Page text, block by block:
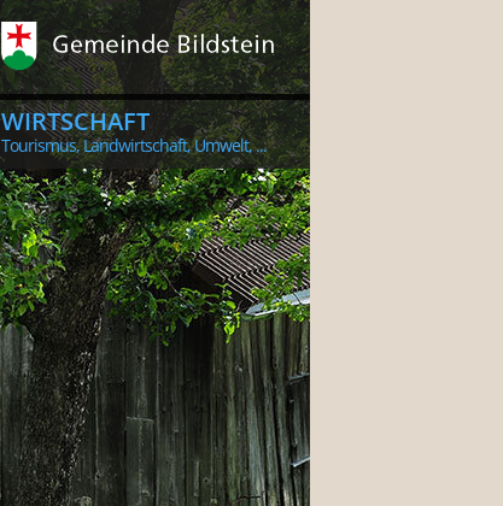
WIRTSCHAFT
Tourismus, Landwirtschaft, Umwelt, ...